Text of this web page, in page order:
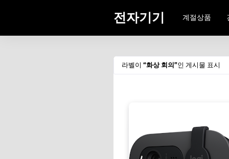
전자기기 계절상품
라벨이 화상 회의 인 게시물 표시